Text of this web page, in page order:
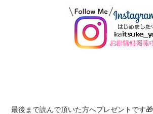
最後まで読んで頂いた方へプレゼントです🎁